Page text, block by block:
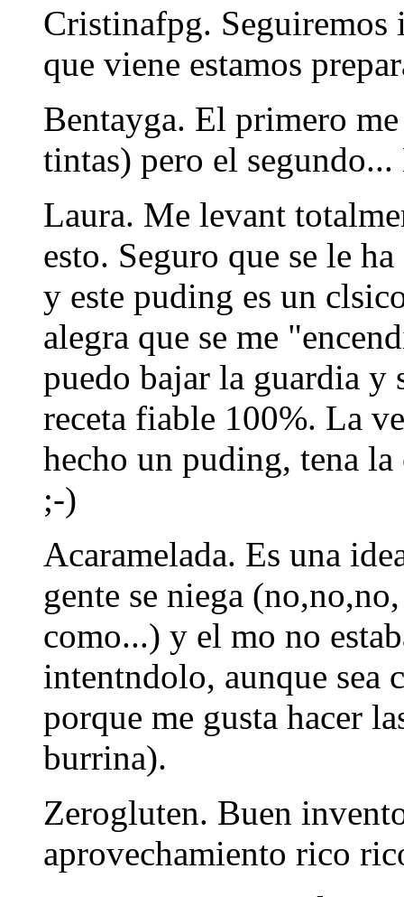
Cristinafpg. Seguiremos
que viene estamos
Bentayga. El primero
tintas) pero el
Laura. Me levant
esto. Seguro que se le
y este puding es un
alegra que se me
puedo bajar la guardia y
receta fiable 100%. La
hecho un puding, tena
;-)
Acaramelada. Es una
gente se niega
como...) y el mo no
intentndolo, aunque sea
porque me gusta hacer
burrina).
Zerogluten. Buen
aprovechamiento rico